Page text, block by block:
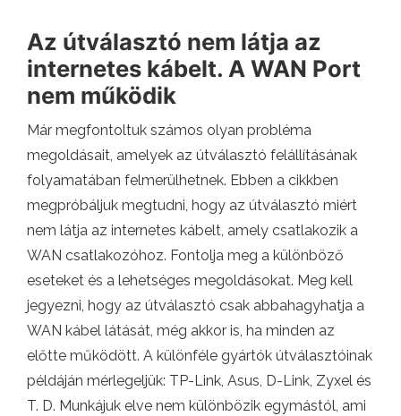
Az útválasztó nem látja az
internetes kábelt. A WAN Port
nem működik
Már megfontoltuk számos olyan probléma
megoldásait, amelyek az útválasztó felállításának
folyamatában felmerülhetnek. Ebben a cikkben
megpróbáljuk megtudni, hogy az útválasztó miért
nem látja az internetes kábelt, amely csatlakozik a
WAN csatlakozóhoz. Fontolja meg a különböző
eseteket és a lehetséges megoldásokat. Meg kell
jegyezni, hogy az útválasztó csak abbahagyhatja a
WAN kábel látását, még akkor is, ha minden az
előtte működött. A különféle gyártók útválasztóinak
példáján mérlegeljük: TP-Link, Asus, D-Link, Zyxel és
T. D. Munkájuk elve nem különbözik egymástól, ami